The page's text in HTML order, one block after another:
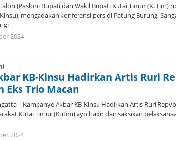
(Paslon) Bupati dan Wakil Bupati Kutai Timur (Kutim)
mengadakan konferensi pers di Patung Burung,
2024
KB-Kinsu Hadirkan Artis Ruri
Eks Trio Macan
– Kampanye Akbar KB-Kinsu Hadirkan Artis Ruri
Kutai Timur (Kutim) ayo hadir dan saksikan
2024